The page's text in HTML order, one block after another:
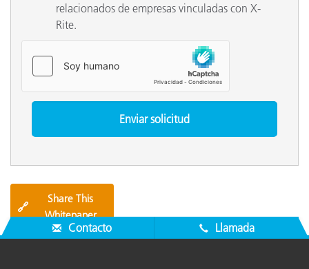
relacionados de empresas vinculadas con X-
Rite.
🔗
Share This
Whitepaper
Contacto Llamada